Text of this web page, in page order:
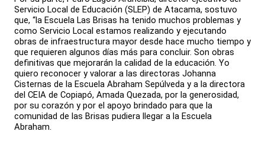
Servicio Local de Educación (SLEP) de Atacama, sostuvo
que, “la Escuela Las Brisas ha tenido muchos problemas y
como Servicio Local estamos realizando y ejecutando
obras de infraestructura mayor desde hace mucho tiempo y
que requieren algunos días más para concluir. Son obras
definitivas que mejorarán la calidad de la educación. Yo
quiero reconocer y valorar a las directoras Johanna
Cisternas de la Escuela Abraham Sepúlveda y a la directora
del CEIA de Copiapó, Amada Quezada, por la generosidad,
por su corazón y por el apoyo brindado para que la
comunidad de las Brisas pudiera llegar a la Escuela
Abraham.